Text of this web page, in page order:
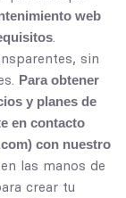
web
.
sin
Para obtener
y planes de
en contacto
) con nuestro
las manos de
crear tu